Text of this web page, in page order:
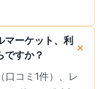
マーケット、利
ですか？
コミ1件）、レ